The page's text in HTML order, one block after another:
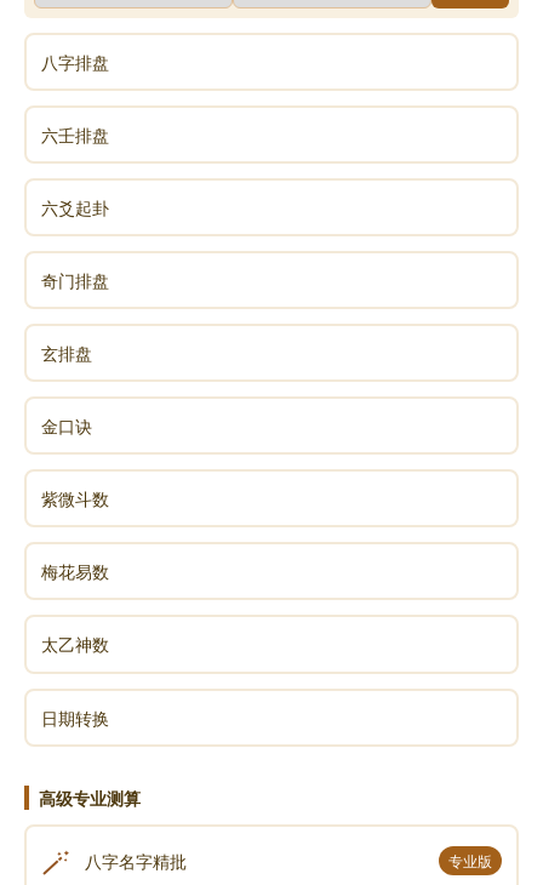
八字排盘
六壬排盘
六爻起卦
奇门排盘
玄排盘
金口诀
紫微斗数
梅花易数
太乙神数
日期转换
高级专业测算
🪄 八字名字精批 专业版